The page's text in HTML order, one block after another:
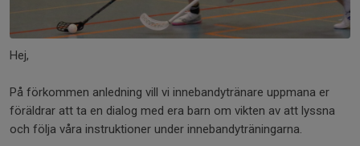
Hej,
På förkommen anledning vill vi innebandytränare uppmana er
föräldrar att ta en dialog med era barn om vikten av att lyssna
och följa våra instruktioner under innebandyträningarna.